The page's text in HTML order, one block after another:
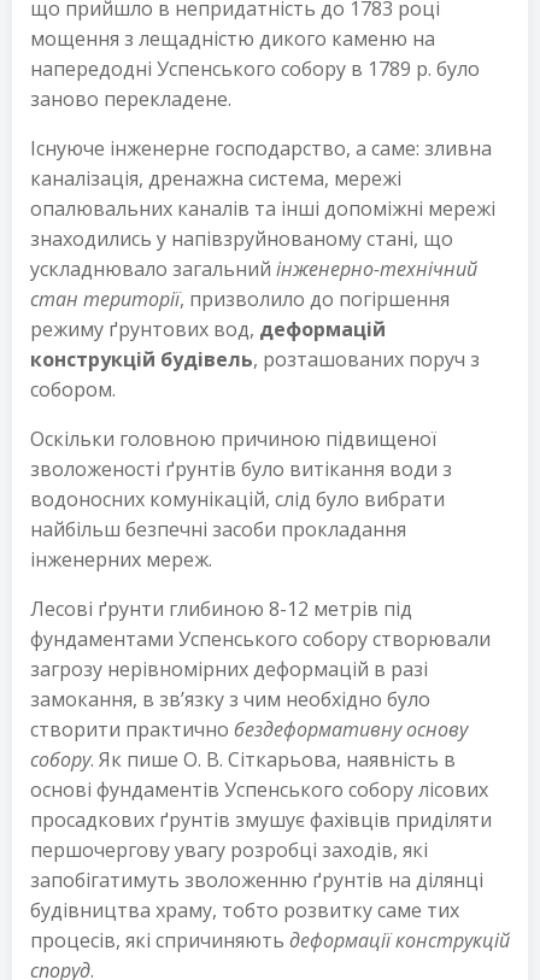
що прийшло в непридатність до 1783 році
мощення з лещадністю дикого каменю на
напередодні Успенського собору в 1789 р. було
заново перекладене.
Існуюче інженерне господарство, а саме: зливна
каналізація, дренажна система, мережі
опалювальних каналів та інші допоміжні мережі
знаходились у напівзруйнованому стані, що
ускладнювало загальний інженерно-технічний
стан території, призволило до погіршення
режиму ґрунтових вод, деформацій
конструкцій будівель, розташованих поруч з
собором.
Оскільки головною причиною підвищеної
зволоженості ґрунтів було витікання води з
водоносних комунікацій, слід було вибрати
найбільш безпечні засоби прокладання
інженерних мереж.
Лесові ґрунти глибиною 8-12 метрів під
фундаментами Успенського собору створювали
загрозу нерівномірних деформацій в разі
замокання, в зв’язку з чим необхідно було
створити практично бездеформативну основу
собору. Як пише О. В. Сіткарьова, наявність в
основі фундаментів Успенського собору лісових
просадкових ґрунтів змушує фахівців приділяти
першочергову увагу розробці заходів, які
запобігатимуть зволоженню ґрунтів на ділянці
будівництва храму, тобто розвитку саме тих
процесів, які спричиняють деформації конструкцій
споруд.